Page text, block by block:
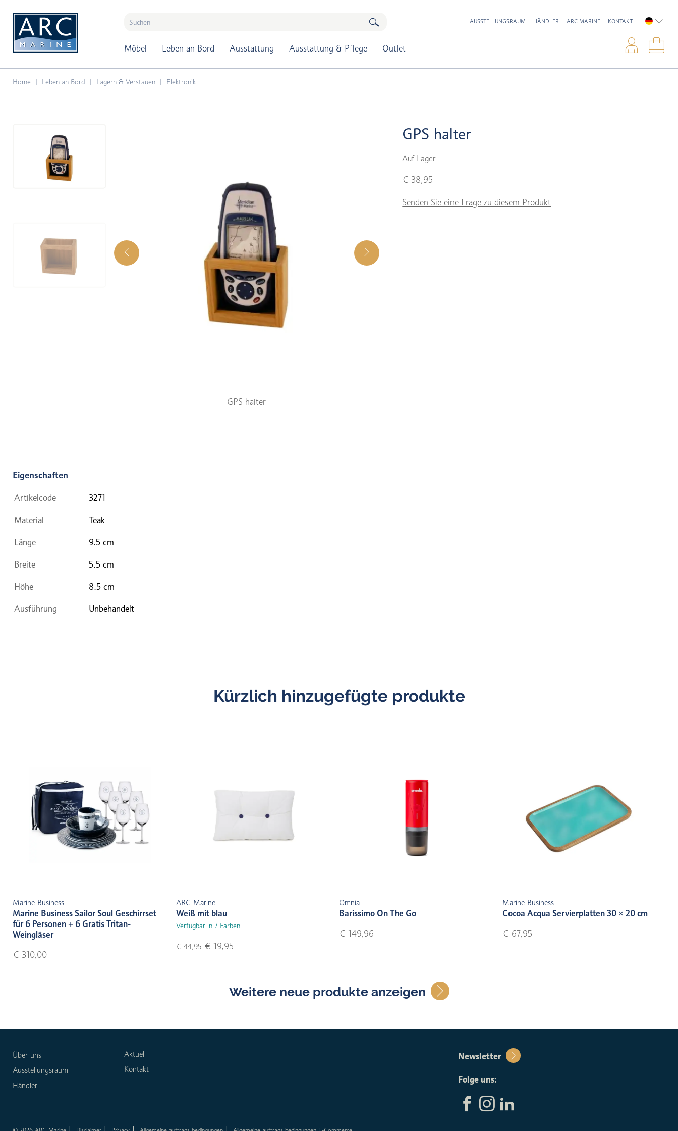
Möbel Leben an Bord Ausstattung Ausstattung & Pflege Outlet
AUSSTELLUNGSRAUM HÄNDLER ARC MARINE KONTAKT
Home Leben an Bord Lagern & Verstauen Elektronik
GPS halter
GPS halter
Auf Lager
€ 38,95
Senden Sie eine Frage zu diesem Produkt
Eigenschaften
Artikelcode 3271
Material Teak
Länge 9.5 cm
Breite 5.5 cm
Höhe 8.5 cm
Ausführung Unbehandelt
Kürzlich hinzugefügte produkte
Marine Business
Marine Business Sailor Soul Geschirrset
für 6 Personen + 6 Gratis Tritan-
Weingläser
€ 310,00
ARC Marine
Weiß mit blau
Verfügbar in 7 Farben
€ 44,95€ 19,95
Omnia
Barissimo On The Go
€ 149,96
Marine Business
Cocoa Acqua Servierplatten 30 × 20 cm
€ 67,95
Weitere neue produkte anzeigen
Über uns
Ausstellungsraum
Händler
Aktuell
Kontakt
Newsletter
Folge uns: